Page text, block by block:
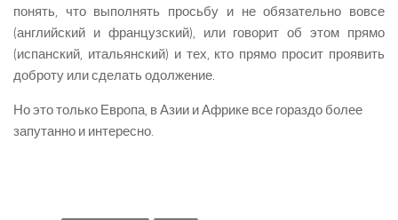
понять, что выполнять просьбу и не обязательно вовсе
(английский и французский), или говорит об этом прямо
(испанский, итальянский) и тех, кто прямо просит проявить
доброту или сделать одолжение.
Но это только Европа, в Азии и Африке все гораздо более
запутанно и интересно.